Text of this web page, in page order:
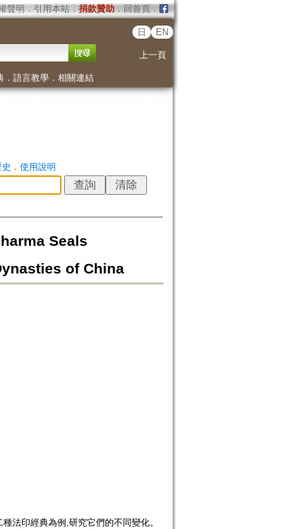
聲明 ． 引用本站． 捐款贊助．回首頁．
日 EN
上一頁
． 語言教學． 相關連結
． 使用說明
Seals
of China
法印經典為例,研究它們的不同變化。